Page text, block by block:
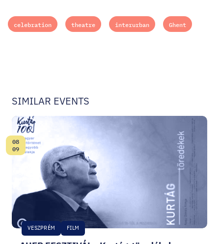
celebration theatre interurban Ghent
SIMILAR EVENTS
VESZPRÉM FILM
Date:
08
09